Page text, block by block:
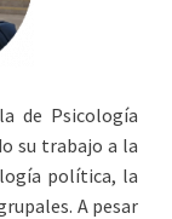
de Psicología
su trabajo a la
política, la
A pesar